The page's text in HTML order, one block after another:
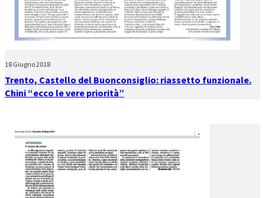
18 Giugno 2018
Trento, Castello del Buonconsiglio: riassetto funzionale.
Chini “ecco le vere priorità”